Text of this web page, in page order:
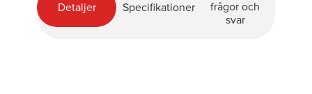
Detaljer Specifikationer
frågor och
svar